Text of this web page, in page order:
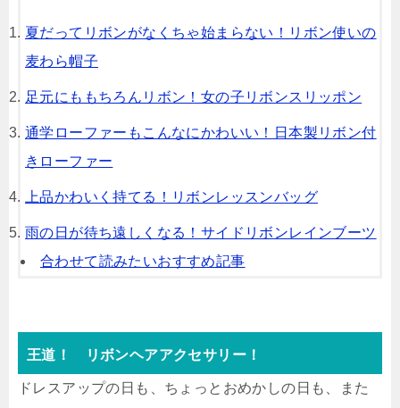
夏だってリボンがなくちゃ始まらない！リボン使いの
麦わら帽子
足元にももちろんリボン！女の子リボンスリッポン
通学ローファーもこんなにかわいい！日本製リボン付
きローファー
上品かわいく持てる！リボンレッスンバッグ
雨の日が待ち遠しくなる！サイドリボンレインブーツ
合わせて読みたいおすすめ記事
王道！ リボンヘアアクセサリー！
ドレスアップの日も、ちょっとおめかしの日も、また